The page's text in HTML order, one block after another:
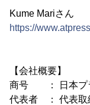
Kume Mariさん
https://
【会社概要】
商号 ： 日本プ
代表者 ： 代表取